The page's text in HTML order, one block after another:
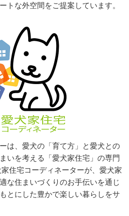
トな外空間をご提案しています。
は、愛犬の「育て方」と愛犬との
いを考える「愛犬家住宅」の専門
住宅コーディネーターが、愛犬家
な住まいづくりのお手伝いを通じ
とにした豊かで楽しい暮らしをサ